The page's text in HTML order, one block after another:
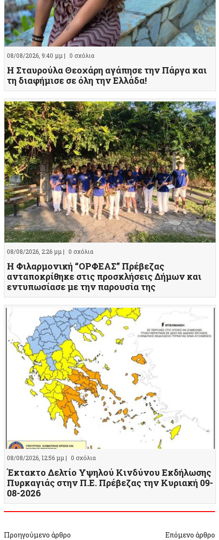
08/08/2026, 9:40 μμ | 0 σχόλια
Η Σταυρούλα Θεοχάρη αγάπησε την Πάργα και
τη διαφήμισε σε όλη την Ελλάδα!
08/08/2026, 2:26 μμ | 0 σχόλια
Η Φιλαρμονική “ΟΡΦΕΑΣ” Πρέβεζας
ανταποκρίθηκε στις προσκλήσεις Δήμων και
εντυπωσίασε με την παρουσία της
08/08/2026, 12:56 μμ | 0 σχόλια
Έκτακτο Δελτίο Υψηλού Κινδύνου Εκδήλωσης
Πυρκαγιάς στην Π.Ε. Πρέβεζας την Κυριακή 09-
08-2026
Προηγούμενο άρθρο Επόμενο άρθρο